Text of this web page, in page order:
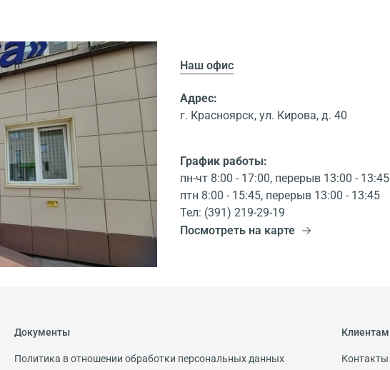
Наш офис
Адрес:
г. Красноярск, ул. Кирова, д. 40
График работы:
пн-чт 8:00 - 17:00, перерыв 13:00 - 13:45
птн 8:00 - 15:45, перерыв 13:00 - 13:45
Тел: (391) 219-29-19
Посмотреть на карте
Документы
Политика в отношении обработки персональных данных
Клиентам
Контакты